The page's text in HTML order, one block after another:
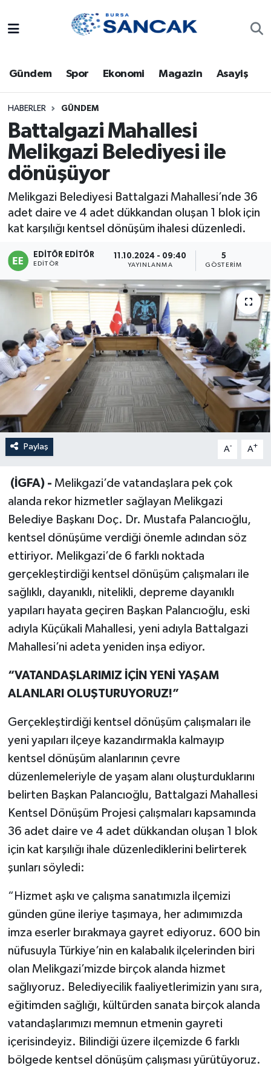
Gündem Spor Ekonomi Magazin Asayiş
HABERLER GÜNDEM
Battalgazi Mahallesi
Melikgazi Belediyesi ile
dönüşüyor
Melikgazi Belediyesi Battalgazi Mahallesi’nde 36
adet daire ve 4 adet dükkandan oluşan 1 blok için
kat karşılığı kentsel dönüşüm ihalesi düzenledi.
EDITÖR EDITÖR
EDITÖR
11.10.2024 - 09:40
YAYINLANMA
5
GÖSTERIM
Paylaş A- A+
(İGFA) - Melikgazi’de vatandaşlara pek çok
alanda rekor hizmetler sağlayan Melikgazi
Belediye Başkanı Doç. Dr. Mustafa Palancıoğlu,
kentsel dönüşüme verdiği önemle adından söz
ettiriyor. Melikgazi’de 6 farklı noktada
gerçekleştirdiği kentsel dönüşüm çalışmaları ile
sağlıklı, dayanıklı, nitelikli, depreme dayanıklı
yapıları hayata geçiren Başkan Palancıoğlu, eski
adıyla Küçükali Mahallesi, yeni adıyla Battalgazi
Mahallesi’ni adeta yeniden inşa ediyor.
“VATANDAŞLARIMIZ İÇİN YENİ YAŞAM
ALANLARI OLUŞTURUYORUZ!”
Gerçekleştirdiği kentsel dönüşüm çalışmaları ile
yeni yapıları ilçeye kazandırmakla kalmayıp
kentsel dönüşüm alanlarının çevre
düzenlemeleriyle de yaşam alanı oluşturduklarını
belirten Başkan Palancıoğlu, Battalgazi Mahallesi
Kentsel Dönüşüm Projesi çalışmaları kapsamında
36 adet daire ve 4 adet dükkandan oluşan 1 blok
için kat karşılığı ihale düzenlediklerini belirterek
şunları söyledi:
“Hizmet aşkı ve çalışma sanatımızla ilçemizi
günden güne ileriye taşımaya, her adımımızda
imza eserler bırakmaya gayret ediyoruz. 600 bin
nüfusuyla Türkiye’nin en kalabalık ilçelerinden biri
olan Melikgazi’mizde birçok alanda hizmet
sağlıyoruz. Belediyecilik faaliyetlerimizin yanı sıra,
eğitimden sağlığı, kültürden sanata birçok alanda
vatandaşlarımızı memnun etmenin gayreti
içerisindeyiz. Bilindiği üzere ilçemizde 6 farklı
bölgede kentsel dönüşüm çalışması yürütüyoruz.
Bursa
Dünya
Eğitim
Ekonomi
Genel
Gündem
Magazin
Sağlık
Siyaset
Spor
Türkiye
Trafik Durumu
Süper Lig Puan Durumu ve Fikstür
Tüm Manşetler
Son Dakika Haberleri
Haber Arşivi